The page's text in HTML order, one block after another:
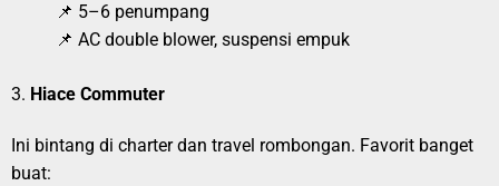
📌 5–6 penumpang
📌 AC double blower, suspensi empuk
3. Hiace Commuter
Ini bintang di charter dan travel rombongan. Favorit banget
buat: